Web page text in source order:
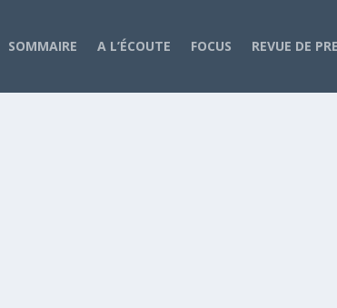
SOMMAIRE A L’ÉCOUTE FOCUS REVUE DE